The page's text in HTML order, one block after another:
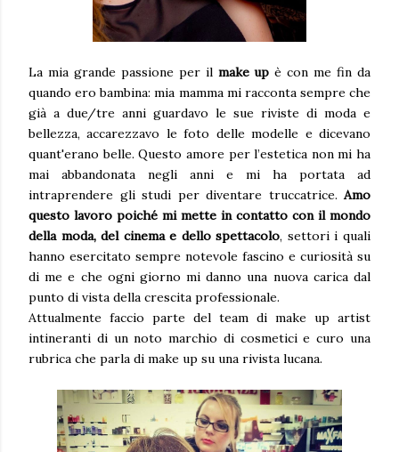
La mia grande passione per il make up è con me fin da
quando ero bambina: mia mamma mi racconta sempre che
già a due/tre anni guardavo le sue riviste di moda e
bellezza, accarezzavo le foto delle modelle e dicevano
quant'erano belle. Questo amore per l’estetica non mi ha
mai abbandonata negli anni e mi ha portata ad
intraprendere gli studi per diventare truccatrice. Amo
questo lavoro poiché mi mette in contatto con il mondo
della moda, del cinema e dello spettacolo, settori i quali
hanno esercitato sempre notevole fascino e curiosità su
di me e che ogni giorno mi danno una nuova carica dal
punto di vista della crescita professionale.
Attualmente faccio parte del team di make up artist
intineranti di un noto marchio di cosmetici e curo una
rubrica che parla di make up su una rivista lucana.